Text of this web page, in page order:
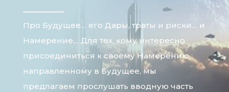
Про Будущее… его Дары, траты и риски… и
Намерение… Для тех, кому интересно
присоединиться к своему Намерению,
направленному в Будущее, мы
предлагаем прослушать вводную часть